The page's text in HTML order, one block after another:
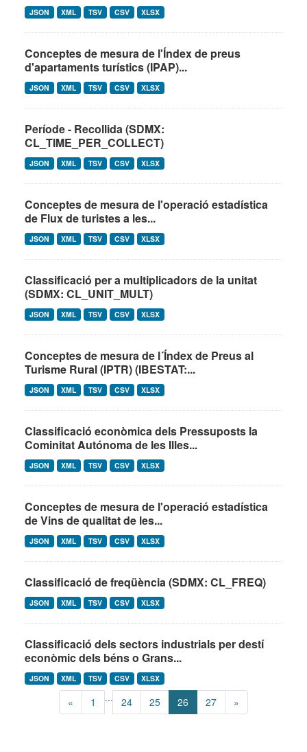
JSON XML TSV CSV XLSX
Conceptes de mesura de l'Índex de preus
d'apartaments turístics (IPAP)...
JSON XML TSV CSV XLSX
Període - Recollida (SDMX:
CL_TIME_PER_COLLECT)
JSON XML TSV CSV XLSX
Conceptes de mesura de l'operació estadística
de Flux de turistes a les...
JSON XML TSV CSV XLSX
Classificació per a multiplicadors de la unitat
(SDMX: CL_UNIT_MULT)
JSON XML TSV CSV XLSX
Conceptes de mesura de l´Índex de Preus al
Turisme Rural (IPTR) (IBESTAT:...
JSON XML TSV CSV XLSX
Classificació econòmica dels Pressuposts la
Cominitat Autónoma de les Illes...
JSON XML TSV CSV XLSX
Conceptes de mesura de l'operació estadística
de Vins de qualitat de les...
JSON XML TSV CSV XLSX
Classificació de freqüència (SDMX: CL_FREQ)
JSON XML TSV CSV XLSX
Classificació dels sectors industrials per destí
econòmic dels béns o Grans...
JSON XML TSV CSV XLSX
« 1 ... 24 25 26 27 »